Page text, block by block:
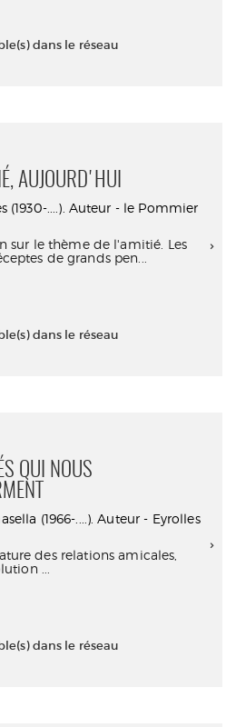
dans le réseau
AUJOURD'HUI
(1930-....). Auteur - le Pommier
sur le thème de l'amitié. Les
de grands pen...
dans le réseau
QUI NOUS
(1966-....). Auteur - Eyrolles
des relations amicales,
...
dans le réseau